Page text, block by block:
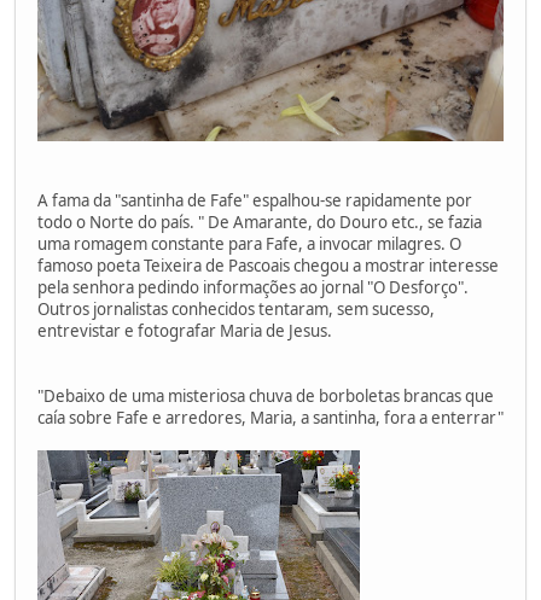
A fama da "santinha de Fafe" espalhou-se rapidamente por
todo o Norte do país. " De Amarante, do Douro etc., se fazia
uma romagem constante para Fafe, a invocar milagres. O
famoso poeta Teixeira de Pascoais chegou a mostrar interesse
pela senhora pedindo informações ao jornal "O Desforço".
Outros jornalistas conhecidos tentaram, sem sucesso,
entrevistar e fotografar Maria de Jesus.
"Debaixo de uma misteriosa chuva de borboletas brancas que
caía sobre Fafe e arredores, Maria, a santinha, fora a enterrar"